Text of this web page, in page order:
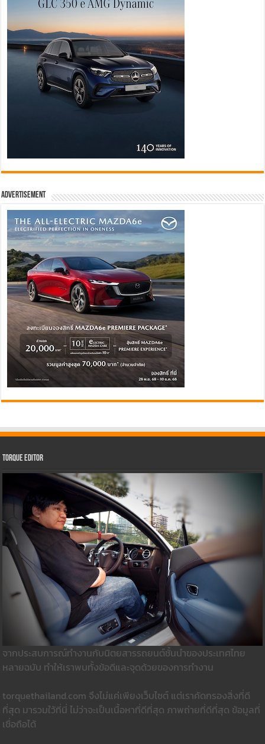
Advertisement
Torque Editor
จากประสบการณ์ทำงานกับนิตยสารรถยนต์ชั้นนำของประเทศไทย
หลายฉบับ ทำให้เราพบทั้งข้อดีและจุดด้วยของการทำงาน
torquethailand.com จึงไม่แค่เพียงเว็บไซต์ แต่เราคัดกรองสิ่งที่ดี
ที่สุด มารวมใว้ที่นี่ ไม่ว่าจะเป็นเนื้อหาที่ดีที่สุด ภาพถ่ายที่ดีที่สุด ข้อมูลที่
เชื่อถือได้